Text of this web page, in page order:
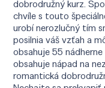
dobrodružný kurz.
chvíle s touto
urobí nerozlučný tím
posilnia váš vzťah a
obsahuje 55
obsahuje nápad na
romantická